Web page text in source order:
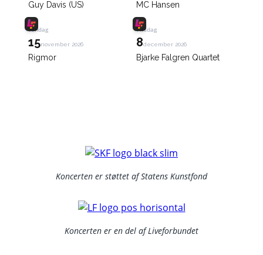
Koncerten er støttet af Statens Kunstfond
Koncerten er en del af Liveforbundet